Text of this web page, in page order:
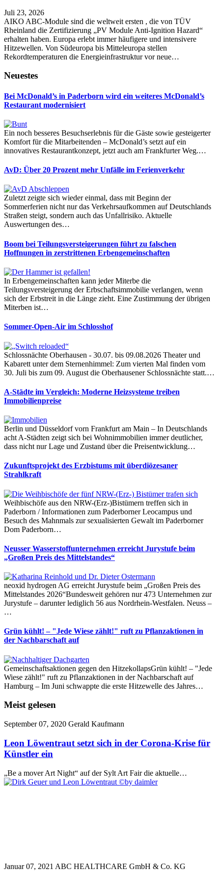
Juli 23, 2026
AIKO ABC-Module sind die weltweit ersten , die von TÜV
Rheinland die Zertifizierung „PV Module Anti-Ignition Hazard“
erhalten haben. Europa erlebt immer häufigere und intensivere
Hitzewellen. Von Südeuropa bis Mitteleuropa stellen
Rekordtemperaturen die Energieinfrastruktur vor neue…
Neuestes
Bei McDonald’s in Paderborn wird ein weiteres McDonald’s
Restaurant modernisiert
Ein noch besseres Besuchserlebnis für die Gäste sowie gesteigerter
Komfort für die Mitarbeitenden – McDonald’s setzt auf ein
innovatives Restaurantkonzept, jetzt auch am Frankfurter Weg.…
AvD: Über 20 Prozent mehr Unfälle im Ferienverkehr
Zuletzt zeigte sich wieder einmal, dass mit Beginn der
Sommerferien nicht nur das Verkehrsaufkommen auf Deutschlands
Straßen steigt, sondern auch das Unfallrisiko. Aktuelle
Auswertungen des…
Boom bei Teilungsversteigerungen führt zu falschen
Hoffnungen in zerstrittenen Erbengemeinschaften
In Erbengemeinschaften kann jeder Miterbe die
Teilungsversteigerung der Erbschaftsimmobilie verlangen, wenn
sich der Erbstreit in die Länge zieht. Eine Zustimmung der übrigen
Miterben ist…
Sommer-Open-Air im Schlosshof
Schlossnächte Oberhausen - 30.07. bis 09.08.2026 Theater und
Kabarett unter dem Sternenhimmel: Zum vierten Mal finden vom
30. Juli bis zum 09. August die Oberhausener Schlossnächte statt.…
A-Städte im Vergleich: Moderne Heizsysteme treiben
Immobilienpreise
Berlin und Düsseldorf vorn Frankfurt am Main – In Deutschlands
acht A-Städten zeigt sich bei Wohnimmobilien immer deutlicher,
dass nicht nur Lage und Zustand über die Preisentwicklung…
Zukunftsprojekt des Erzbistums mit überdiözesaner
Strahlkraft
Weihbischöfe aus den NRW-(Erz-)Bistümern treffen sich in
Paderborn / Informationen zum Paderborner Leocampus und
Besuch des Mahnmals zur sexualisierten Gewalt im Paderborner
Dom Paderborn…
Neusser Wasserstoffunternehmen erreicht Jurystufe beim
„Großen Preis des Mittelstandes“
neoxid hydrogen AG erreicht Jurystufe beim „Großen Preis des
Mittelstandes 2026“Bundesweit gehören nur 473 Unternehmen zur
Jurystufe – darunter lediglich 56 aus Nordrhein-Westfalen. Neuss –
…
Grün kühlt! – "Jede Wiese zählt!" ruft zu Pflanzaktionen in
der Nachbarschaft auf
Gemeinschaftsaktionen gegen den HitzekollapsGrün kühlt! – "Jede
Wiese zählt!" ruft zu Pflanzaktionen in der Nachbarschaft auf
Hamburg – Im Juni schwappte die erste Hitzewelle des Jahres…
Meist gelesen
September 07, 2020 Gerald Kaufmann
Leon Löwentraut setzt sich in der Corona-Krise für
Künstler ein
„Be a mover Art Night“ auf der Sylt Art Fair die aktuelle…
Januar 07, 2021 ABC HEALTHCARE GmbH & Co. KG